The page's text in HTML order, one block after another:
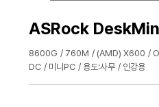
ASRock
8600G 760M (AMD) X600
DC
미니PC 용도:사무 인강용